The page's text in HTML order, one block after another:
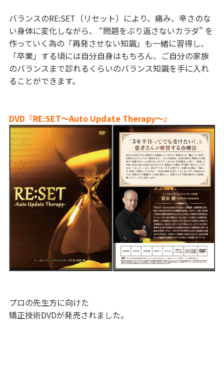
バランスのRE:SET（リセット）により、痛み、辛さのな
い身体に変化しながら、 “問題をぶり返さないカラダ” を
作っていく為の「再発させない知識」も一緒に習得し、
「卒業」する頃には自分自身はもちろん、ご自分の家族
のバランスまで診れるくらいのバランス知識を手に入れ
ることができます。
DVD『RE:SET〜Auto Update Therapy〜』
プロの先生方に向けた
矯正技術DVDが発売されました。